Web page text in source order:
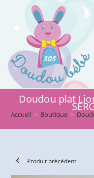
Doudou plat
Accueil > Boutique >
Produit précédent